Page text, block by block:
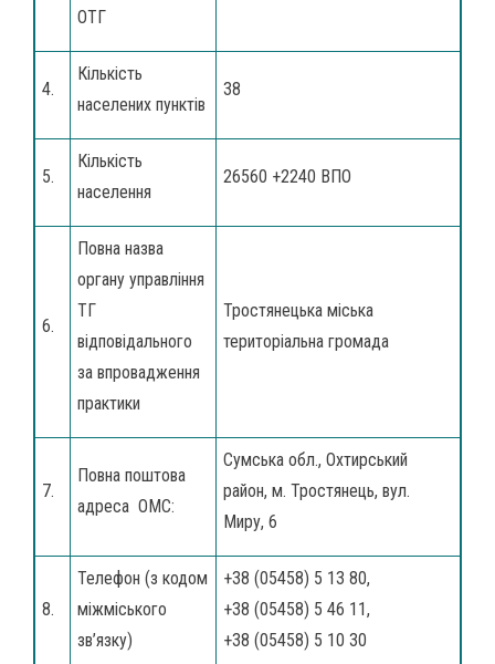
ОТГ
4.
Кількість
населених пунктів
38
5.
Кількість
населення
26560 +2240 ВПО
6.
Повна назва
органу управління
ТГ
відповідального
за впровадження
практики
Тростянецька міська
територіальна громада
7.
Повна поштова
адреса ОМС:
Сумська обл., Охтирський
район, м. Тростянець, вул.
Миру, 6
8.
Телефон (з кодом
міжміського
зв’язку)
+38 (05458) 5 13 80,
+38 (05458) 5 46 11,
+38 (05458) 5 10 30